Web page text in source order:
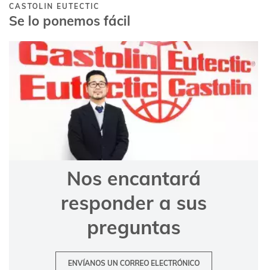
CASTOLIN EUTECTIC
Se lo ponemos fácil
Nos encantará
responder a sus
preguntas
ENVÍANOS UN CORREO ELECTRÓNICO